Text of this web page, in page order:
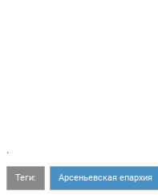
.
Теги: Арсеньевская епархия